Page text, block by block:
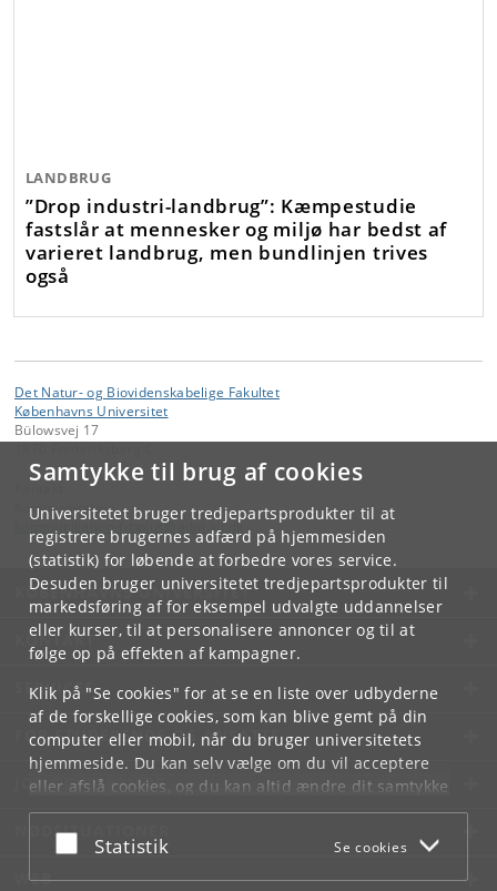
Samtykke til brug af cookies
Universitetet bruger tredjepartsprodukter til at
registrere brugernes adfærd på hjemmesiden
(statistik) for løbende at forbedre vores service.
Desuden bruger universitetet tredjepartsprodukter til
markedsføring af for eksempel udvalgte uddannelser
eller kurser, til at personalisere annoncer og til at
følge op på effekten af kampagner.
Klik på "Se cookies" for at se en liste over udbyderne
af de forskellige cookies, som kan blive gemt på din
computer eller mobil, når du bruger universitetets
hjemmeside. Du kan selv vælge om du vil acceptere
eller afslå cookies, og du kan altid ændre dit samtykke
underCookie- og privatlivspolitiksom du finder i
bunden af hver side.
Acceptér eller afslå
Statistik Se cookies
LANDBRUG
”Drop industri-landbrug”: Kæmpestudie
fastslår at mennesker og miljø har bedst af
varieret landbrug, men bundlinjen trives
også
Det Natur- og Biovidenskabelige Fakultet
Københavns Universitet
Bülowsvej 17
Kommunikation
kommunikation-frbplus@ ku. dk
KØBENHAVNS UNIVERSITET
KONTAKT
SERVICES
FOR STUDERENDE OG ANSATTE
JOB OG KARRIERE
NØDSITUATIONER
WEB